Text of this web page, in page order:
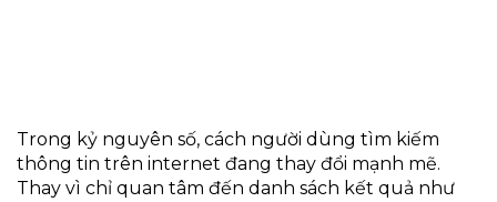
Trong kỷ nguyên số, cách người dùng tìm kiếm
thông tin trên internet đang thay đổi mạnh mẽ.
Thay vì chỉ quan tâm đến danh sách kết quả như